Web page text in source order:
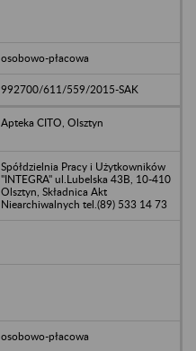
osobowo-płacowa
992700/611/559/2015-SAK
Apteka CITO, Olsztyn
Spółdzielnia Pracy i Użytkowników
"INTEGRA" ul.Lubelska 43B, 10-410
Olsztyn, Składnica Akt
Niearchiwalnych tel.(89) 533 14 73
osobowo-płacowa